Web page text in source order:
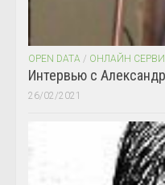
OPEN DATA / ОНЛАЙН
Интервью с
26/02/2021